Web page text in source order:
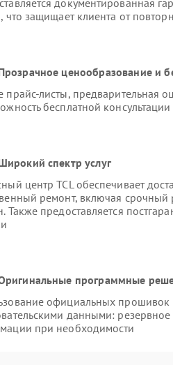
документированная
что защищает клиента от
ценообразование и
прайс-листы, предварительная
бесплатной
спектр услуг
центр TCL обеспечивает
ремонт, включая срочный
Также предоставляется
программные
официальных прошивок
данными:
при необходимости